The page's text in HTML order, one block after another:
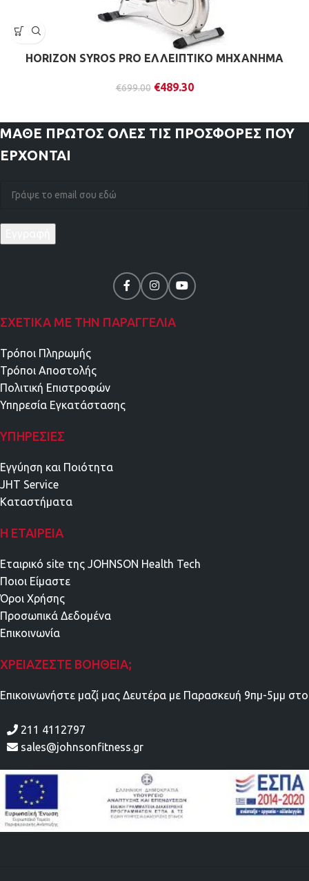
HORIZON SYROS PRO ΕΛΛΕΙΠΤΙΚΟ ΜΗΧΑΝΗΜΑ
€699.00 €489.30
ΜΑΘΕ ΠΡΩΤΟΣ ΟΛΕΣ ΤΙΣ ΠΡΟΣΦΟΡΕΣ ΠΟΥ
ΕΡΧΟΝΤΑΙ
ΣΧΕΤΙΚΑ ΜΕ ΤΗΝ ΠΑΡΑΓΓΕΛΙΑ
Τρόποι Πληρωμής
Τρόποι Αποστολής
Πολιτική Επιστροφών
Υπηρεσία Εγκατάστασης
ΥΠΗΡΕΣΊΕΣ
Εγγύηση και Ποιότητα
JHT Service
Καταστήματα
Η ΕΤΑΙΡΕΊΑ
Εταιρικό site της JOHNSON Health Tech
Ποιοι Είμαστε
Όροι Χρήσης
Προσωπικά Δεδομένα
Επικοινωνία
ΧΡΕΙΆΖΕΣΤΕ ΒΟΉΘΕΙΑ;
Επικοινωνήστε μαζί μας Δευτέρα με Παρασκευή 9πμ-5μμ στο
211 4112797
sales@johnsonfitness.gr